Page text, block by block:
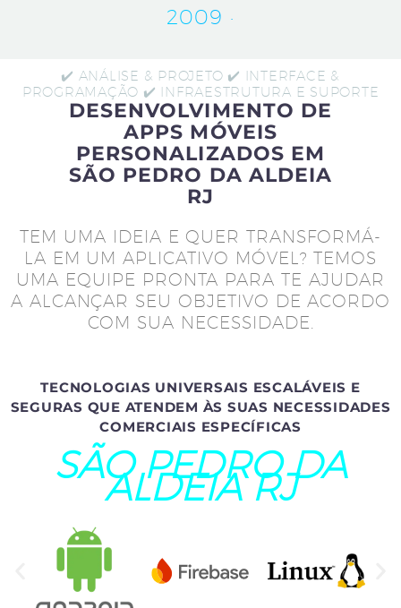
2009 ·
✔️ ANÁLISE & PROJETO ✔️ INTERFACE &
PROGRAMAÇÃO ✔️ INFRAESTRUTURA E SUPORTE
DESENVOLVIMENTO DE
APPS MÓVEIS
PERSONALIZADOS EM
SÃO PEDRO DA ALDEIA
RJ
TEM UMA IDEIA E QUER TRANSFORMÁ-
LA EM UM APLICATIVO MÓVEL? TEMOS
UMA EQUIPE PRONTA PARA TE AJUDAR
A ALCANÇAR SEU OBJETIVO DE ACORDO
COM SUA NECESSIDADE.
TECNOLOGIAS UNIVERSAIS ESCALÁVEIS E
SEGURAS QUE ATENDEM ÀS SUAS NECESSIDADES
COMERCIAIS ESPECÍFICAS
SÃO PEDRO DA
ALDEIA RJ